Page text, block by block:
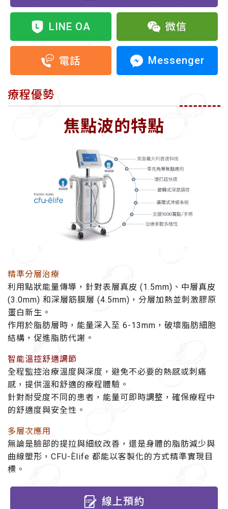
LINE OA 微信
電話 Messenger
療程優勢
焦點波的特點
精準分層治療
利用點狀能量傳導，針對表層真皮 (1.5mm)、中層真皮
(3.0mm) 和深層筋膜層 (4.5mm)，分層加熱並刺激膠原
蛋白新生。
作用於脂肪層時，能量深入至 6-13mm，破壞脂肪細胞
結構，促進脂肪代謝。
智能溫控舒適調節
全程監控治療溫度與深度，避免不必要的熱感或刺痛
感，提供溫和舒適的療程體驗。
針對耐受度不同的患者，能量可即時調整，確保療程中
的舒適度與安全性。
多層次應用
無論是臉部的提拉與細紋改善，還是身體的脂肪減少與
曲線塑形，CFU-Èlife 都能以客製化的方式精準實現目
標。
線上預約